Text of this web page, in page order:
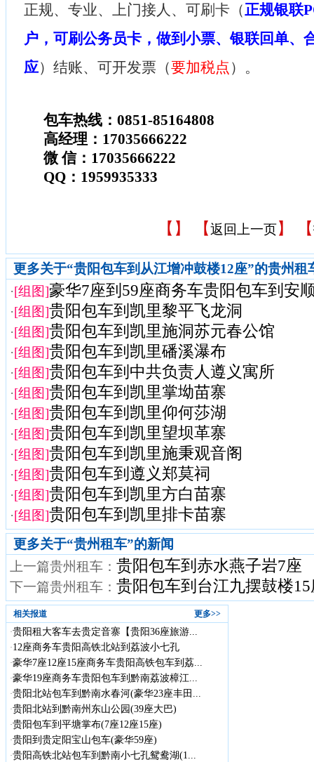
正规、专业、上门接人、可刷卡（正规银联
户，可刷公务员卡，做到小票、银联回单、
应）结账、可开发票（要加税点 ）。
包车热线：0851-85164808
高经理：17035666222
微 信：17035666222
QQ：1959935333
【 】 【返回上一页】 【
更多关于“贵阳包车到从江增冲鼓楼12座”的贵州租
·[组图]豪华7座到59座商务车贵阳包车到安
·[组图]贵阳包车到凯里黎平飞龙洞
·[组图]贵阳包车到凯里施洞苏元春公馆
·[组图]贵阳包车到凯里磻溪瀑布
·[组图]贵阳包车到中共负责人遵义寓所
·[组图]贵阳包车到凯里掌坳苗寨
·[组图]贵阳包车到凯里仰何莎湖
·[组图]贵阳包车到凯里望坝革寨
·[组图]贵阳包车到凯里施秉观音阁
·[组图]贵阳包车到遵义郑莫祠
·[组图]贵阳包车到凯里方白苗寨
·[组图]贵阳包车到凯里排卡苗寨
更多关于“贵州租车”的新闻
上一篇贵州租车： 贵阳包车到赤水燕子岩7座
下一篇贵州租车： 贵阳包车到台江九摆鼓楼
更多>>
相关报道
·贵阳租大客车去贵定音寨【贵阳36座旅游...
·12座商务车贵阳高铁北站到荔波小七孔
·豪华7座12座15座商务车贵阳高铁包车到荔...
·豪华19座商务车贵阳包车到黔南荔波樟江...
·贵阳北站包车到黔南水春河(豪华23座丰田...
·贵阳北站到黔南州东山公园(39座大巴)
·贵阳包车到平塘掌布(7座12座15座)
·贵阳到贵定阳宝山包车(豪华59座)
·贵阳高铁北站包车到黔南小七孔鸳鸯湖(1...